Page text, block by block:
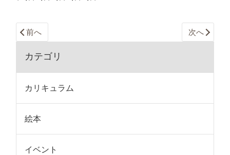
前へ 次へ
カテゴリ
カリキュラム
絵本
イベント